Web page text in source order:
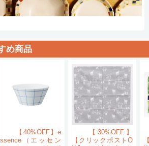
め商品
【40%OFF】e
ssence（エッセン
【30%OFF】
【クリックポストO